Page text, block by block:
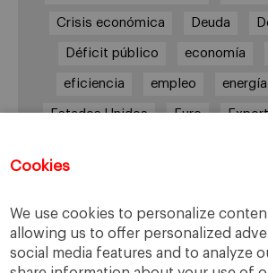
Cookies
We use cookies to personalize
allowing us to offer personalized
social media features and to analyze
Crisis económica Deuda
Déficit público economía
eficiencia empleo energía
Estados Unidos Euro
Grecia
Italia Mercados
Prima de riesgo Reino Unido
Transparencia